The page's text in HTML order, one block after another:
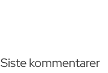
Siste kommentarer